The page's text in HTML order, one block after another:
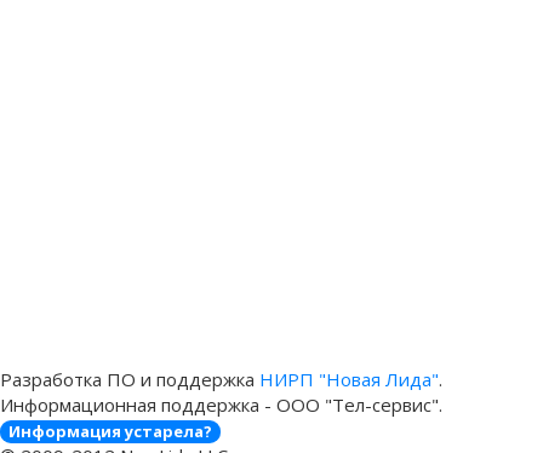
Разработка ПО и поддержка НИРП "Новая Лида".
Информационная поддержка - ООО "Тел-сервис".
Информация устарела?